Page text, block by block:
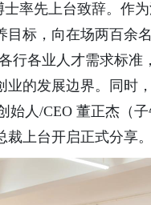
率先上台致辞。作
目标，向在场两百余
行各业人才需求标
业的发展边界。同时
人/CEO 董正杰（
裁上台开启正式分享